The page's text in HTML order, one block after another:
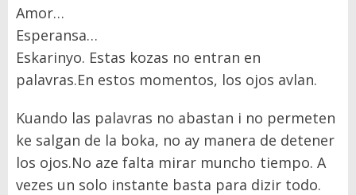
Amor…
Esperansa…
Eskarinyo. Estas kozas no entran en
palavras.En estos momentos, los ojos avlan.
Kuando las palavras no abastan i no permeten
ke salgan de la boka, no ay manera de detener
los ojos.No aze falta mirar muncho tiempo. A
vezes un solo instante basta para dizir todo.